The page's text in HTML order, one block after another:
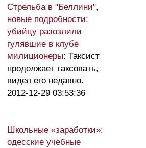
Стрельба в "Беллини",
новые подробности:
убийцу разозлили
гулявшие в клубе
милиционеры: Таксист
продолжает таксовать,
видел его недавно.
2012-12-29 03:53:36
Школьные «заработки»:
одесские учебные